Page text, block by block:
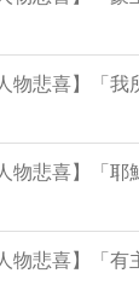
物悲喜】「我
物悲喜】「耶
物悲喜】「有